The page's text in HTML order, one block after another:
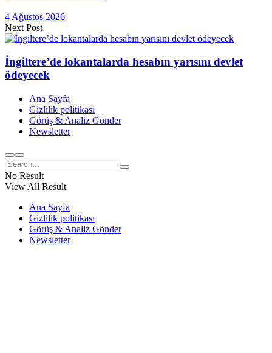
4 Ağustos 2026
Next Post
İngiltere’de lokantalarda hesabın yarısını devlet
ödeyecek
Ana Sayfa
Gizlilik politikası
Görüş & Analiz Gönder
Newsletter
No Result
View All Result
Ana Sayfa
Gizlilik politikası
Görüş & Analiz Gönder
Newsletter